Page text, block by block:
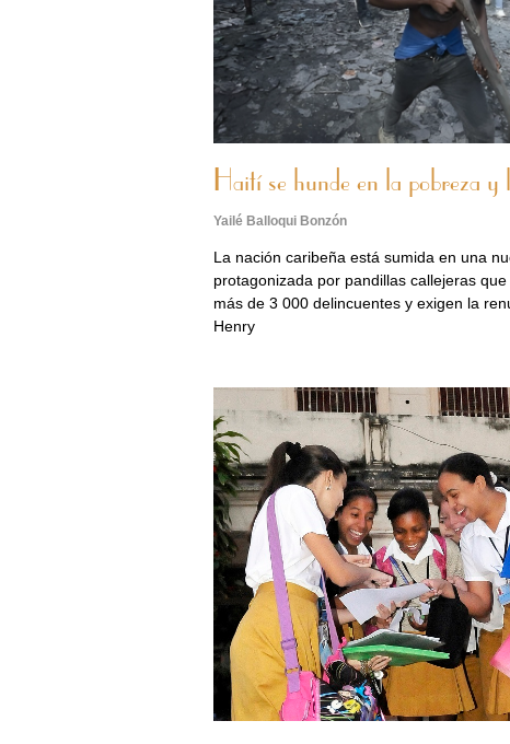
Haití se hunde en la pobreza y
Yailé Balloqui Bonzón
La nación caribeña está sumida en una
protagonizada por pandillas callejeras
más de 3 000 delincuentes y exigen la
Henry